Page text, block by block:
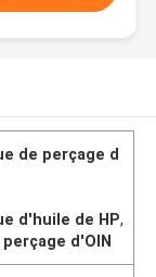
de perçage d
d'huile de HP,
d'OIN